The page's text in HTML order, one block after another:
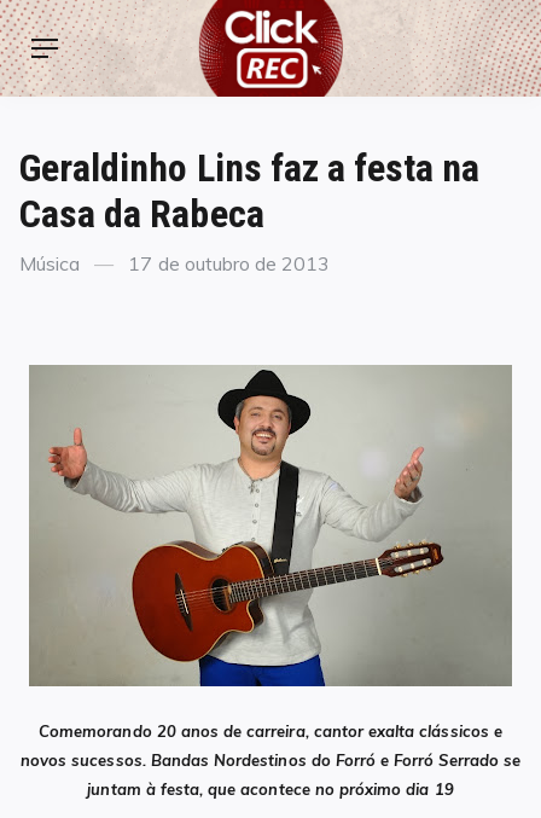
Skip
to
content
ClickREC
Menu
Geraldinho Lins faz a festa na
Casa da Rabeca
Categories
Música
Posted
17 de outubro de 2013
Comemorando 20 anos de carreira, cantor exalta clássicos e
novos sucessos. Bandas Nordestinos do Forró e Forró Serrado se
juntam à festa, que acontece no próximo dia 19